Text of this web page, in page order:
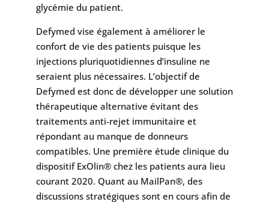
glycémie du patient.
Defymed vise également à améliorer le
confort de vie des patients puisque les
injections pluriquotidiennes d’insuline ne
seraient plus nécessaires. L’objectif de
Defymed est donc de développer une solution
thérapeutique alternative évitant des
traitements anti-rejet immunitaire et
répondant au manque de donneurs
compatibles. Une première étude clinique du
dispositif ExOlin® chez les patients aura lieu
courant 2020. Quant au MailPan®, des
discussions stratégiques sont en cours afin de